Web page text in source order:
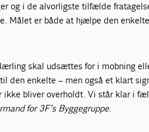
og i de alvorligste tilfælde
Målet er både at hjælpe den
skal udsættes for i mobning
den enkelte – men også et klart
ikke bliver overholdt. Vi står klar i
for 3F’s Byggegruppe.